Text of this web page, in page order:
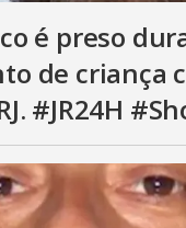
é preso
de criança
#JR24H